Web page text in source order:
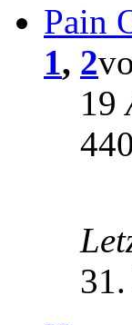
Pain
1, 2
19